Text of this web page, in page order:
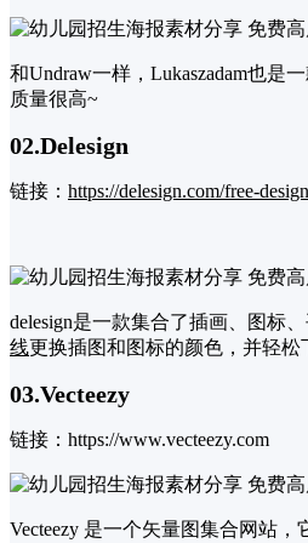
和Undraw一样，Lukaszadam也是
质量很高~
02.Delesign
链接： https://delesign.com/free-
delesign是一款集合了插画、图标
线更换插图和图标的颜色，并轻松
03.Vecteezy
链接：https://www.vecteezy.com
Vecteezy 是一个矢量图集合网站